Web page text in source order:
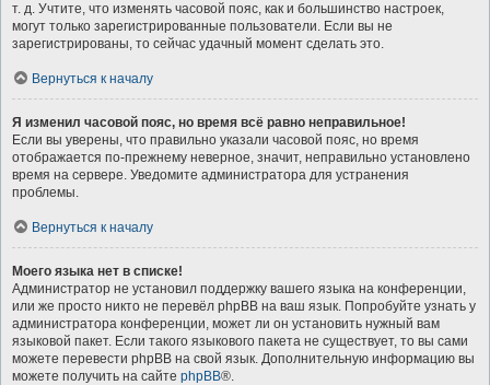
т. д. Учтите, что изменять часовой пояс, как и большинство настроек,
могут только зарегистрированные пользователи. Если вы не
зарегистрированы, то сейчас удачный момент сделать это.
Вернуться к началу
Я изменил часовой пояс, но время всё равно неправильное!
Если вы уверены, что правильно указали часовой пояс, но время
отображается по-прежнему неверное, значит, неправильно установлено
время на сервере. Уведомите администратора для устранения
проблемы.
Вернуться к началу
Моего языка нет в списке!
Администратор не установил поддержку вашего языка на конференции,
или же просто никто не перевёл phpBB на ваш язык. Попробуйте узнать у
администратора конференции, может ли он установить нужный вам
языковой пакет. Если такого языкового пакета не существует, то вы сами
можете перевести phpBB на свой язык. Дополнительную информацию вы
можете получить на сайте phpBB®.